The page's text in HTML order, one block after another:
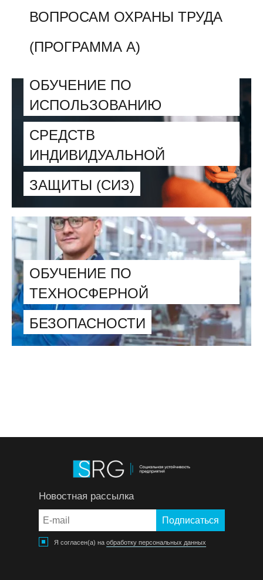
ВОПРОСАМ ОХРАНЫ ТРУДА
(ПРОГРАММА А)
ОБУЧЕНИЕ ПО
ИСПОЛЬЗОВАНИЮ
СРЕДСТВ
ИНДИВИДУАЛЬНОЙ
ЗАЩИТЫ (СИЗ)
ОБУЧЕНИЕ ПО
ТЕХНОСФЕРНОЙ
БЕЗОПАСНОСТИ
Новостная рассылка
Я согласен(а) на обработку персональных данных